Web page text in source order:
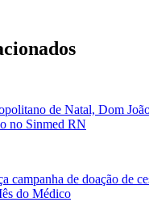
de Natal, Dom
no Sinmed RN
campanha de doação de
do Médico